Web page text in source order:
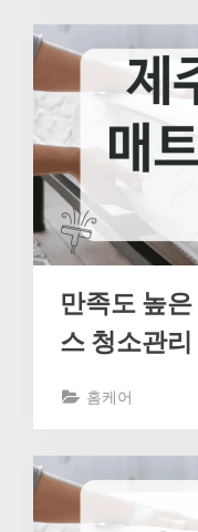
만족도 높
스 청소관리
홈케어